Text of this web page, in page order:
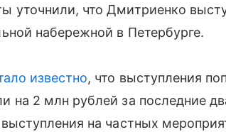
уточнили, что Дмитриенко
набережной в Петербурге.
известно, что выступления
на 2 млн рублей за последние
на частных